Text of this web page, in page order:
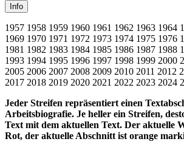
Info
1957 1958 1959 1960 1961 1962 1963 1964
1969 1970 1971 1972 1973 1974 1975 1976
1981 1982 1983 1984 1985 1986 1987 1988
1993 1994 1995 1996 1997 1998 1999 2000
2005 2006 2007 2008 2009 2010 2011 2012
2017 2018 2019 2020 2021 2022 2023 2024
Jeder Streifen repräsentiert einen
Arbeitsbiografie. Je heller ein Streifen,
Text mit dem aktuellen Text. Der aktuelle
Rot, der aktuelle Abschnitt ist orange